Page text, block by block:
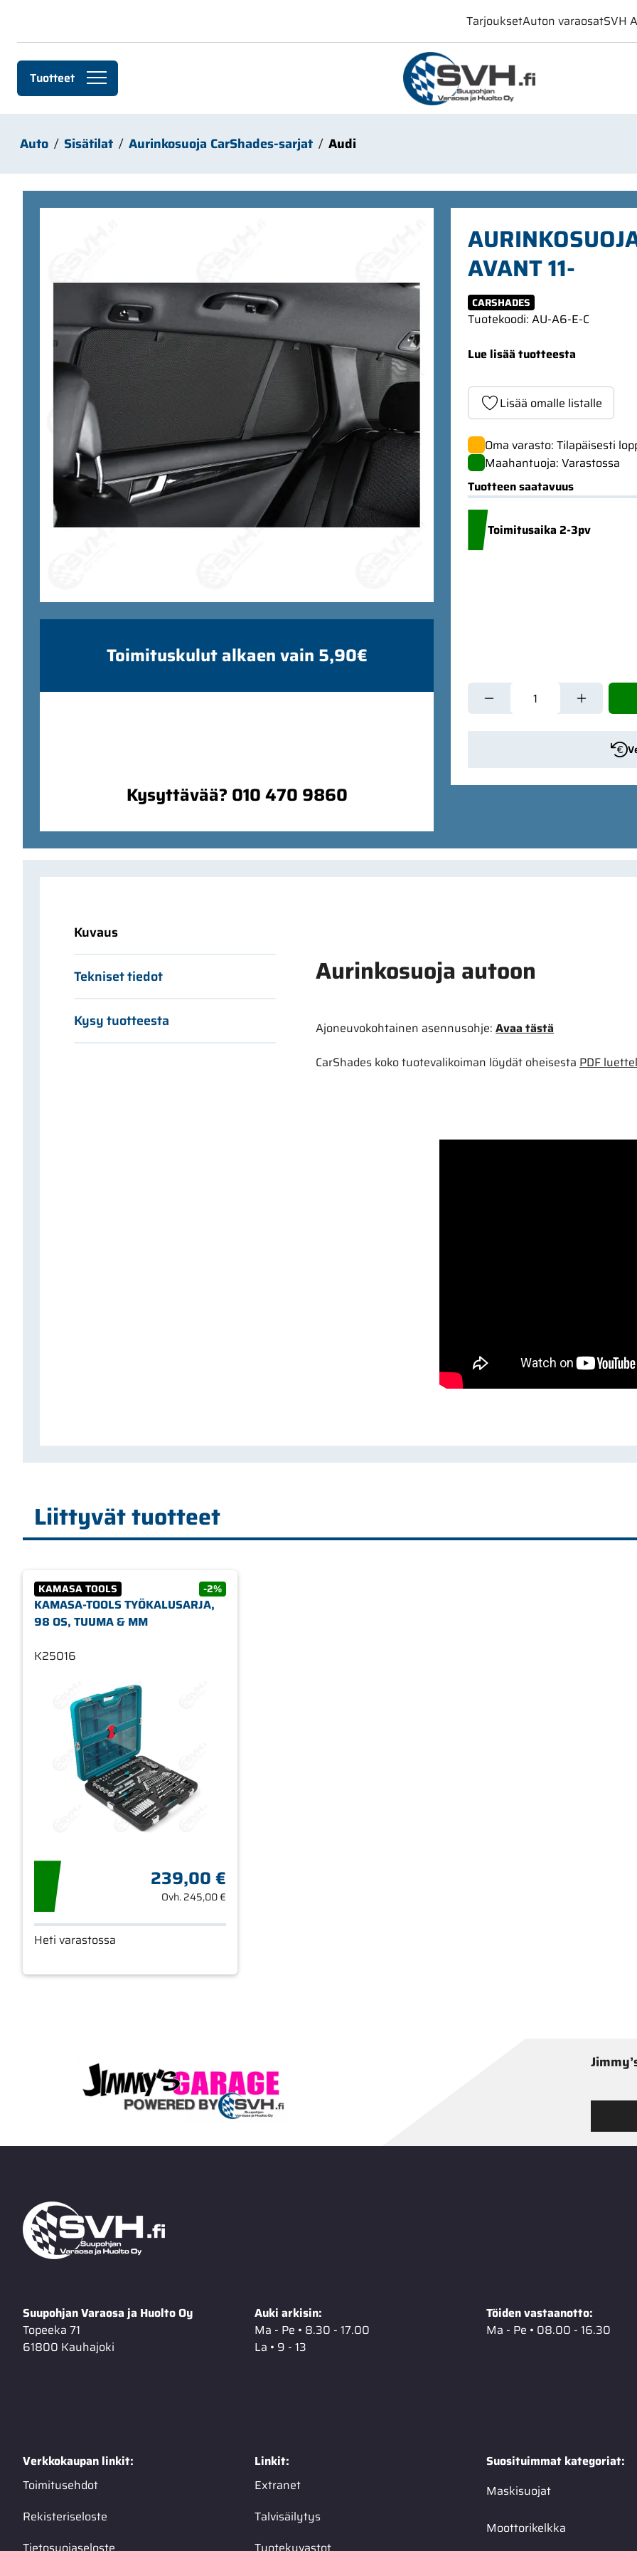
Tuotteet
TarjouksetAuton varaosatSVH
Auto Sisätilat Aurinkosuoja CarShades-sarjat Audi
AVANT 11-
Ohita kuvat
CARSHADES
Tuotekoodi: AU-A6-E-C
Lue lisää tuotteesta
Lisää omalle listalle
Oma varasto: Tilapäisesti
Maahantuoja: Varastossa
Tuotteen saatavuus
Toimitusaika 2-3pv
Toimituskulut alkaen vain 5,90€
Kysyttävää? 010 470 9860
Kuvaus
Tekniset tiedot
Kysy tuotteesta
Aurinkosuoja autoon
Ajoneuvokohtainen asennusohje: Avaa tästä
CarShades koko tuotevalikoiman löydät oheisesta PDF
Liittyvät tuotteet
KAMASA TOOLS -2%
KAMASA-TOOLS TYÖKALUSARJA,
98 OS, TUUMA & MM
K25016
239,00 €
Ovh.245,00 €
Heti varastossa
Suupohjan Varaosa ja Huolto Oy
Topeeka 71
61800 Kauhajoki
Auki arkisin:
Ma - Pe • 8.30 - 17.00
La • 9 - 13
Töiden vastaanotto:
Ma - Pe • 08.00 - 16.30
Verkkokaupan linkit:
Toimitusehdot
Rekisteriseloste
Linkit:
Extranet
Talvisäilytys
Suosituimmat kategoriat:
Maskisuojat
Moottorikelkka